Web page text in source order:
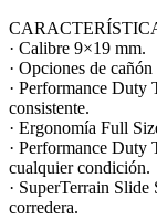
· Calibre 9×19 mm.
· Opciones de
· Performance Duty
consistente.
· Ergonomía Full
· Performance Duty
cualquier condición.
· SuperTerrain
corredera.